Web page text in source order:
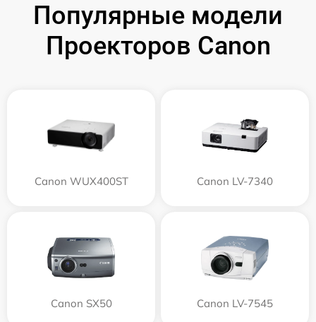
Популярные модели
Проекторов Canon
Canon WUX400ST Canon LV-7340
Canon SX50 Canon LV-7545